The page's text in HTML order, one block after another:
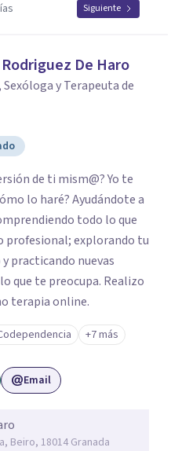
Siguiente
De Haro
y Terapeuta de
de ti mism@? Yo te
lo haré? Ayudándote a
todo lo que
profesional; explorando tu
practicando nuevas
que te preocupa. Realizo
terapia online.
+7 más
Email
Beiro, 18014 Granada